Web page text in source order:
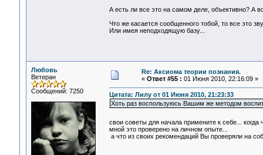
А есть ли все это на самом деле, объективно? А
Что же касается сообщенного тобой, то все это
Или имея неподходящую базу...
Любовь
Ветеран
Сообщений: 7250
Re: Аксиома теории познания.
« Ответ #55 : 01 Июня 2010, 22:16:09 »
Цитата: Лилу от 01 Июня 2010, 21:23:33
Хоть раз воспользуюсь Вашим же методом
свои советы для начала примените к себе...
мной это проверено на личном опыте...
а что из своих рекомендаций Вы проверяли на